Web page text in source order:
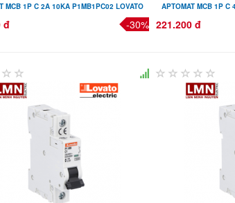
MCB 1P C 2A 10KA P1MB1PC02 LOVATO
đ -30%
APTOMAT MCB 1P C
221.200 đ